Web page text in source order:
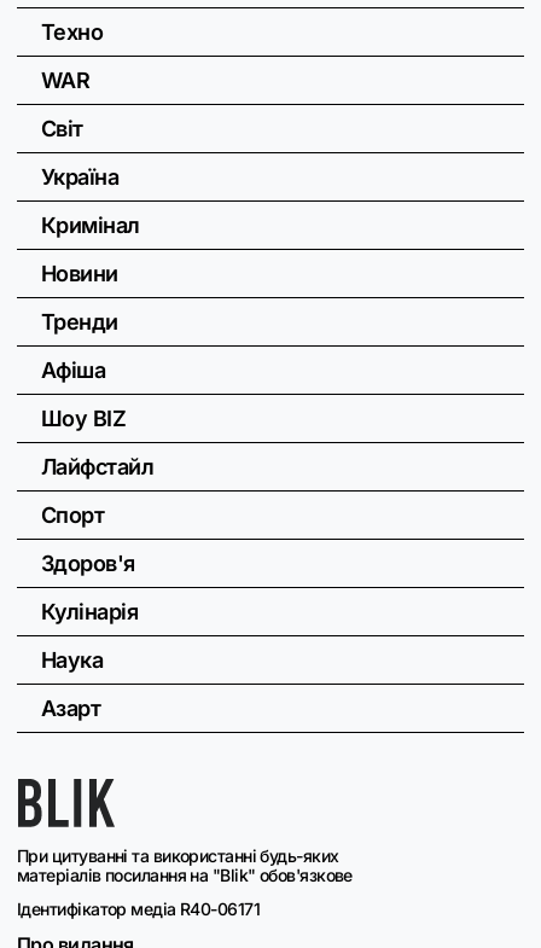
При цитуванні та використанні будь-яких
матеріалів посилання на "Blik" обов'язкове
Ідентифікатор медіа R40-06171
Техно
WAR
Світ
Україна
Кримінал
Новини
Тренди
Афіша
Шоу BIZ
Лайфстайл
Спорт
Здоров'я
Кулінарія
Наука
Азарт